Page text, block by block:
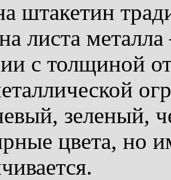
штакетин
листа
с толщиной
зеленый,
цвета, но